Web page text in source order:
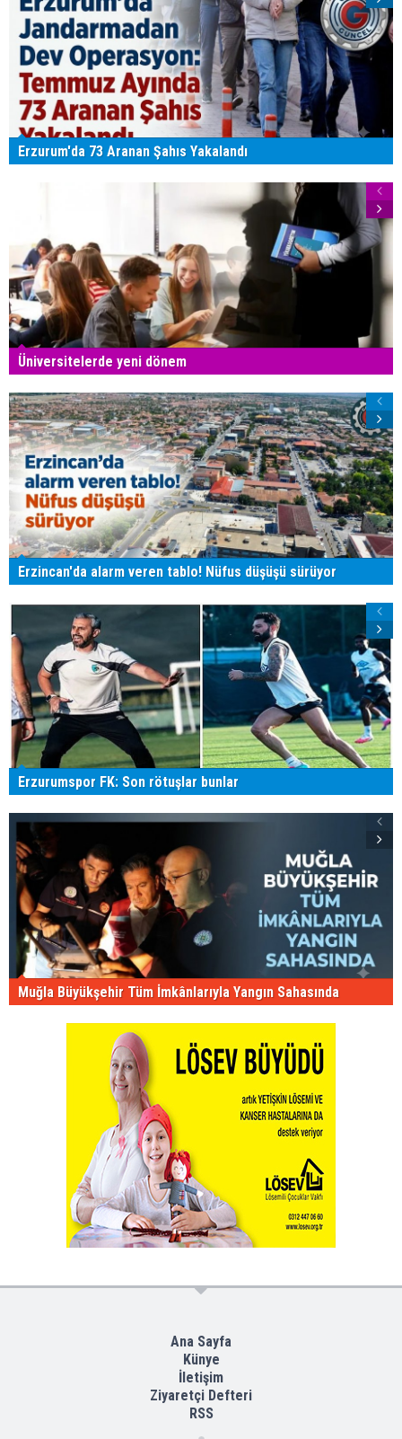
Erzurum'da 73 Aranan Şahıs Yakalandı
Üniversitelerde yeni dönem
Erzincan'da alarm veren tablo! Nüfus düşüşü sürüyor
Erzurumspor FK: Son rötuşlar bunlar
Muğla Büyükşehir Tüm İmkânlarıyla Yangın Sahasında
Ana Sayfa
Künye
İletişim
Ziyaretçi Defteri
RSS